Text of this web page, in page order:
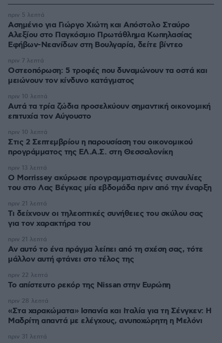
Ασημένιο για Γιώργο Χιώτη και Απόστολο Σταύρο
Αλεξίου στο Παγκόσμιο Πρωτάθλημα Κωπηλασίας
Εφήβων-Νεανίδων στη Βουλγαρία, δείτε βίντεο
πριν 5 λεπτά
Οστεοπόρωση: 5 τροφές που δυναμώνουν τα οστά και
μειώνουν τον κίνδυνο κατάγματος
πριν 7 λεπτά
Αυτά τα τρία ζώδια προσελκύουν σημαντική οικονομική
επιτυχία τον Αύγουστο
πριν 10 λεπτά
Στις 2 Σεπτεμβρίου η παρουσίαση του οικονομικού
προγράμματος της ΕΛ.Α.Σ. στη Θεσσαλονίκη
πριν 10 λεπτά
Ο Morrissey ακύρωσε προγραμματισμένες συναυλίες
του στο Λας Βέγκας μία εβδομάδα πριν από την έναρξη
πριν 13 λεπτά
Τι δείχνουν οι τηλεοπτικές συνήθειες του σκύλου σας
για τον χαρακτήρα του
πριν 21 λεπτά
Αν αυτό το ένα πράγμα λείπει από τη σχέση σας, τότε
μάλλον αυτή φτάνει στο τέλος της
πριν 21 λεπτά
Το απίστευτο ρεκόρ της Nissan στην Ευρώπη
πριν 22 λεπτά
«Στα χαρακώματα» Ισπανία και Ιταλία για τη Σένγκεν: Η
Μαδρίτη απαντά με ελέγχους, ανυποχώρητη η Μελόνι
πριν 28 λεπτά
πριν 31 λεπτά